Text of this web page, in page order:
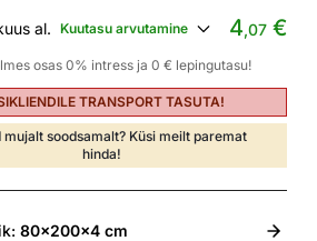
al. Kuutasu arvutamine 4,07€
osas 0% intress ja 0 € lepingutasu!
TRANSPORT TASUTA!
mujalt soodsamalt? Küsi meilt paremat
hinda!
80x200x4 cm